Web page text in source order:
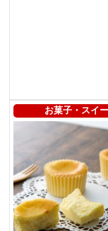
お菓子・スイ